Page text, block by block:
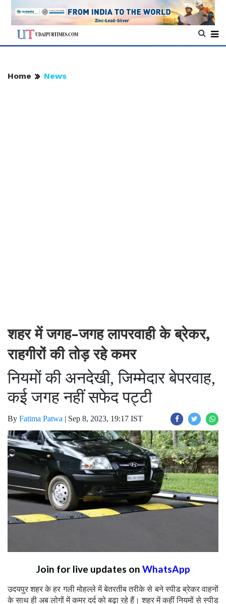
Home News
शहर में जगह-जगह लापरवाही के ब्रेकर,
राहगीरों की तोड़ रहे कमर
नियमों की अनदेखी, जिम्मेदार बेपरवाह,
कई जगह नहीं सफेद पट्टी
By Fatima Patwa | Sep 8, 2023, 19:17 IST
Join for live updates on WhatsApp
उदयपुर शहर के हर गली मोहल्ले में बेतरतीब तरीके से बने स्पीड ब्रेकर वाहनों
के साथ ही अब लोगों में कमर दर्द को बढ़ा रहे हैं। शहर में कहीं नियमों से स्पीड